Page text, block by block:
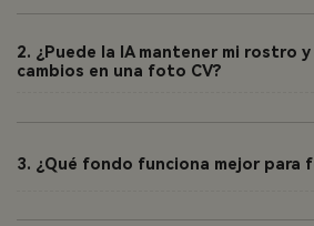
2. ¿Puede la IA mantener mi rostro
cambios en una foto CV?
3. ¿Qué fondo funciona mejor para